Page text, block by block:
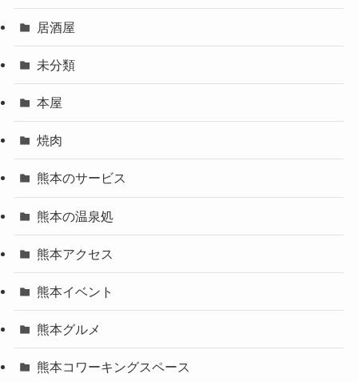
居酒屋
未分類
本屋
焼肉
熊本のサービス
熊本の温泉処
熊本アクセス
熊本イベント
熊本グルメ
熊本コワーキングスペース